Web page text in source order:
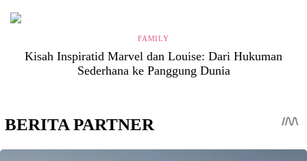
FAMILY
Kisah Inspiratid Marvel dan Louise: Dari Hukuman
Sederhana ke Panggung Dunia